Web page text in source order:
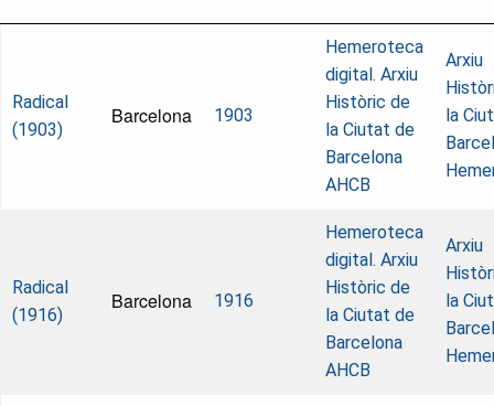
Radical
(1903)
Barcelona 1903
Hemeroteca
digital. Arxiu
Històric de
la Ciutat de
Barcelona
AHCB
Arxiu
la
Radical
(1916)
Barcelona 1916
Hemeroteca
digital. Arxiu
Històric de
la Ciutat de
Barcelona
AHCB
Arxiu
la